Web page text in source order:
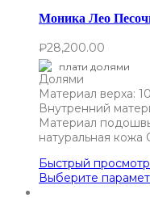
Моника Лео
₽28,200.00
плати долями
Материал верха:
Внутренний
Материал
натуральная кожа
Быстрый просмотр
Выберите